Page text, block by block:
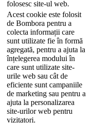
folosesc site-ul web.
Acest cookie este folosit
de Bombora pentru a
colecta informații care
sunt utilizate fie în formă
agregată, pentru a ajuta la
înțelegerea modului în
care sunt utilizate site-
urile web sau cât de
eficiente sunt campaniile
de marketing sau pentru a
ajuta la personalizarea
site-urilor web pentru
vizitatori.